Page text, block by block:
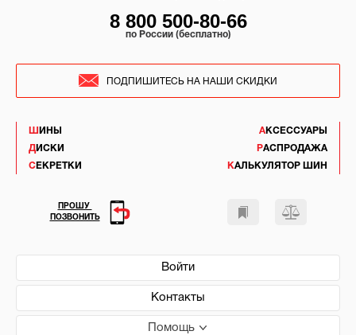
ШИНЫ
ДИСКИ
СЕКРЕТКИ
АКСЕССУАРЫ
РАСПРОДАЖА
КАЛЬКУЛЯТОР ШИН
Войти
Контакты
Помощь
8 800 500-80-66
по России (бесплатно)
ПОДПИШИТЕСЬ НА НАШИ СКИДКИ
ПРОШУ
ПОЗВОНИТЬ